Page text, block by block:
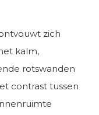
zich
kalm,
rotswanden
contrast tussen